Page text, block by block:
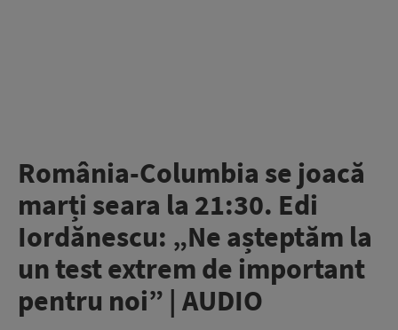
România-Columbia se joacă
marți seara la 21:30. Edi
Iordănescu: „Ne așteptăm la
un test extrem de important
pentru noi” | AUDIO